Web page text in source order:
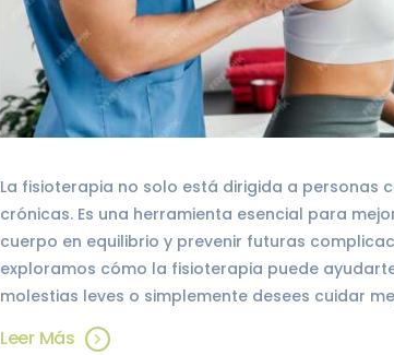
La fisioterapia no solo está dirigida a personas
crónicas. Es una herramienta esencial para
cuerpo en equilibrio y prevenir futuras
exploramos cómo la fisioterapia puede
molestias leves o simplemente desees cuidar
Leer Más